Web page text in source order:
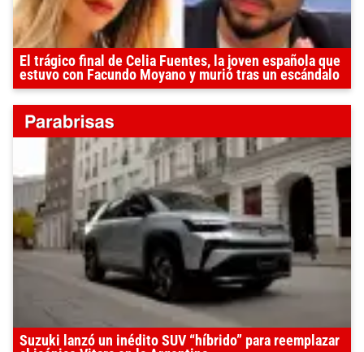
El trágico final de Celia Fuentes, la joven española que
estuvo con Facundo Moyano y murió tras un escándalo
Suzuki lanzó un inédito SUV “híbrido” para reemplazar